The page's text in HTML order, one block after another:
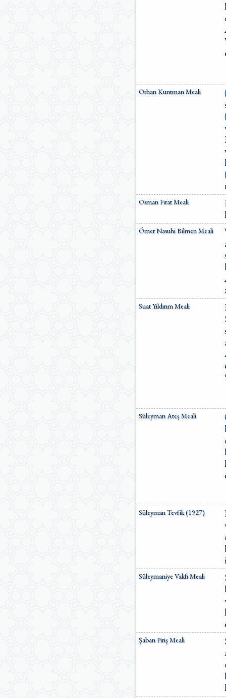
Orhan Kuntman Meali
Osman Fırat Meali
Ömer Nasuhi Bilmen Meali
Suat Yıldırım Meali
Süleyman Ateş Meali
Süleyman Tevfik (1927)
Süleymaniye Vakfı Meali
Şaban Piriş Meali